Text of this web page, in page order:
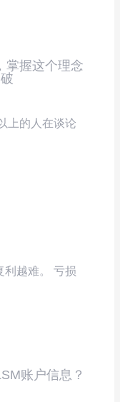
掌握这个理念
上的人在谈论
利越难。 亏损
账户信息？